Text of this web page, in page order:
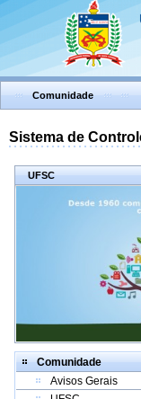
Comunidade
Sistema de
UFSC
Comunidade
Avisos Gerais